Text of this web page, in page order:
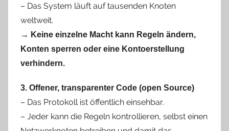
– Das System läuft auf tausenden Knoten
weltweit.
→ Keine einzelne Macht kann Regeln ändern,
Konten sperren oder eine Kontoerstellung
verhindern.
3. Offener, transparenter Code (open Source)
– Das Protokoll ist öffentlich einsehbar.
– Jeder kann die Regeln kontrollieren, selbst einen